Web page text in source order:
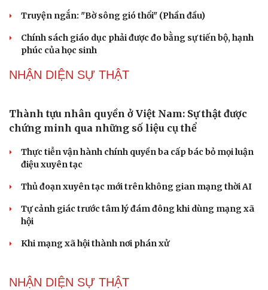
Tư vấn
Săn Tour
check-in
Câu chuyện thời sự
Truyện ngắn: "Bờ sông gió thổi" (Phần đầu)
Chính sách giáo dục phải được đo bằng sự tiến bộ, hạnh
phúc của học sinh
NHẬN DIỆN SỰ THẬT
Thành tựu nhân quyền ở Việt Nam: Sự thật được
chứng minh qua những số liệu cụ thể
Thực tiễn vận hành chính quyền ba cấp bác bỏ mọi luận
điệu xuyên tạc
Thủ đoạn xuyên tạc mới trên không gian mạng thời AI
Tự cảnh giác trước tâm lý đám đông khi dùng mạng xã
hội
Khi mạng xã hội thành nơi phán xử
NHẬN DIỆN SỰ THẬT